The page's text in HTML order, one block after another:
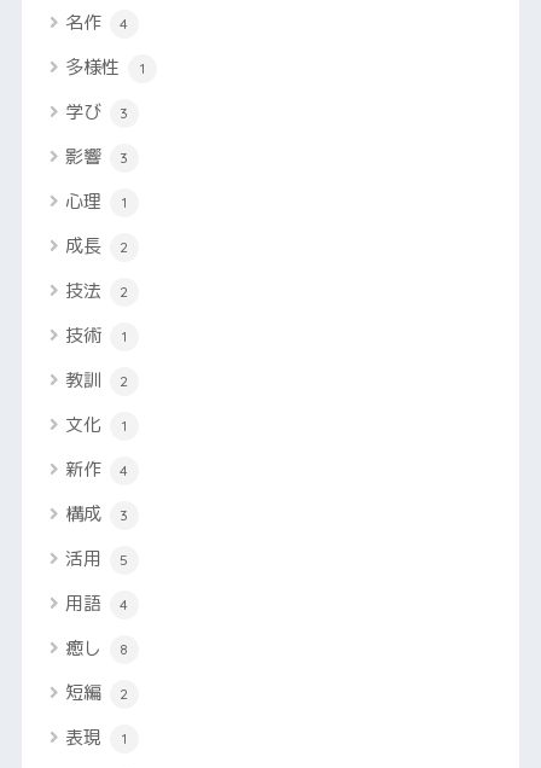
名作 4
多様性 1
学び 3
影響 3
心理 1
成長 2
技法 2
技術 1
教訓 2
文化 1
新作 4
構成 3
活用 5
用語 4
癒し 8
短編 2
表現 1